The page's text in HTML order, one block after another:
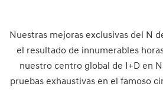
Nuestras mejoras exclusivas del N
el resultado de innumerables
nuestro centro global de I+D en
pruebas exhaustivas en el famoso